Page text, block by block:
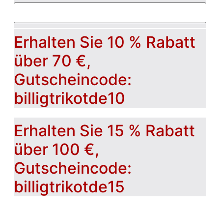
Erhalten Sie 10 % Rabatt
über 70 €,
Gutscheincode:
billigtrikotde10
Erhalten Sie 15 % Rabatt
über 100 €,
Gutscheincode:
billigtrikotde15